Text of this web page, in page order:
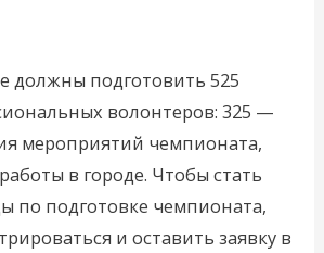
должны подготовить 525
волонтеров: 325 —
мероприятий чемпионата,
в городе. Чтобы стать
по подготовке чемпионата,
и оставить заявку в